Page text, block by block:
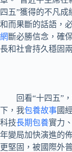
四五”獲得的不凡
和而果斷的話語，
網 斷必勝信念，確
長和社會持久穩固
回看“十四五”
下，我包養故事國
科技長期包養實力
年變局加快演進的
更堅固，被國際外